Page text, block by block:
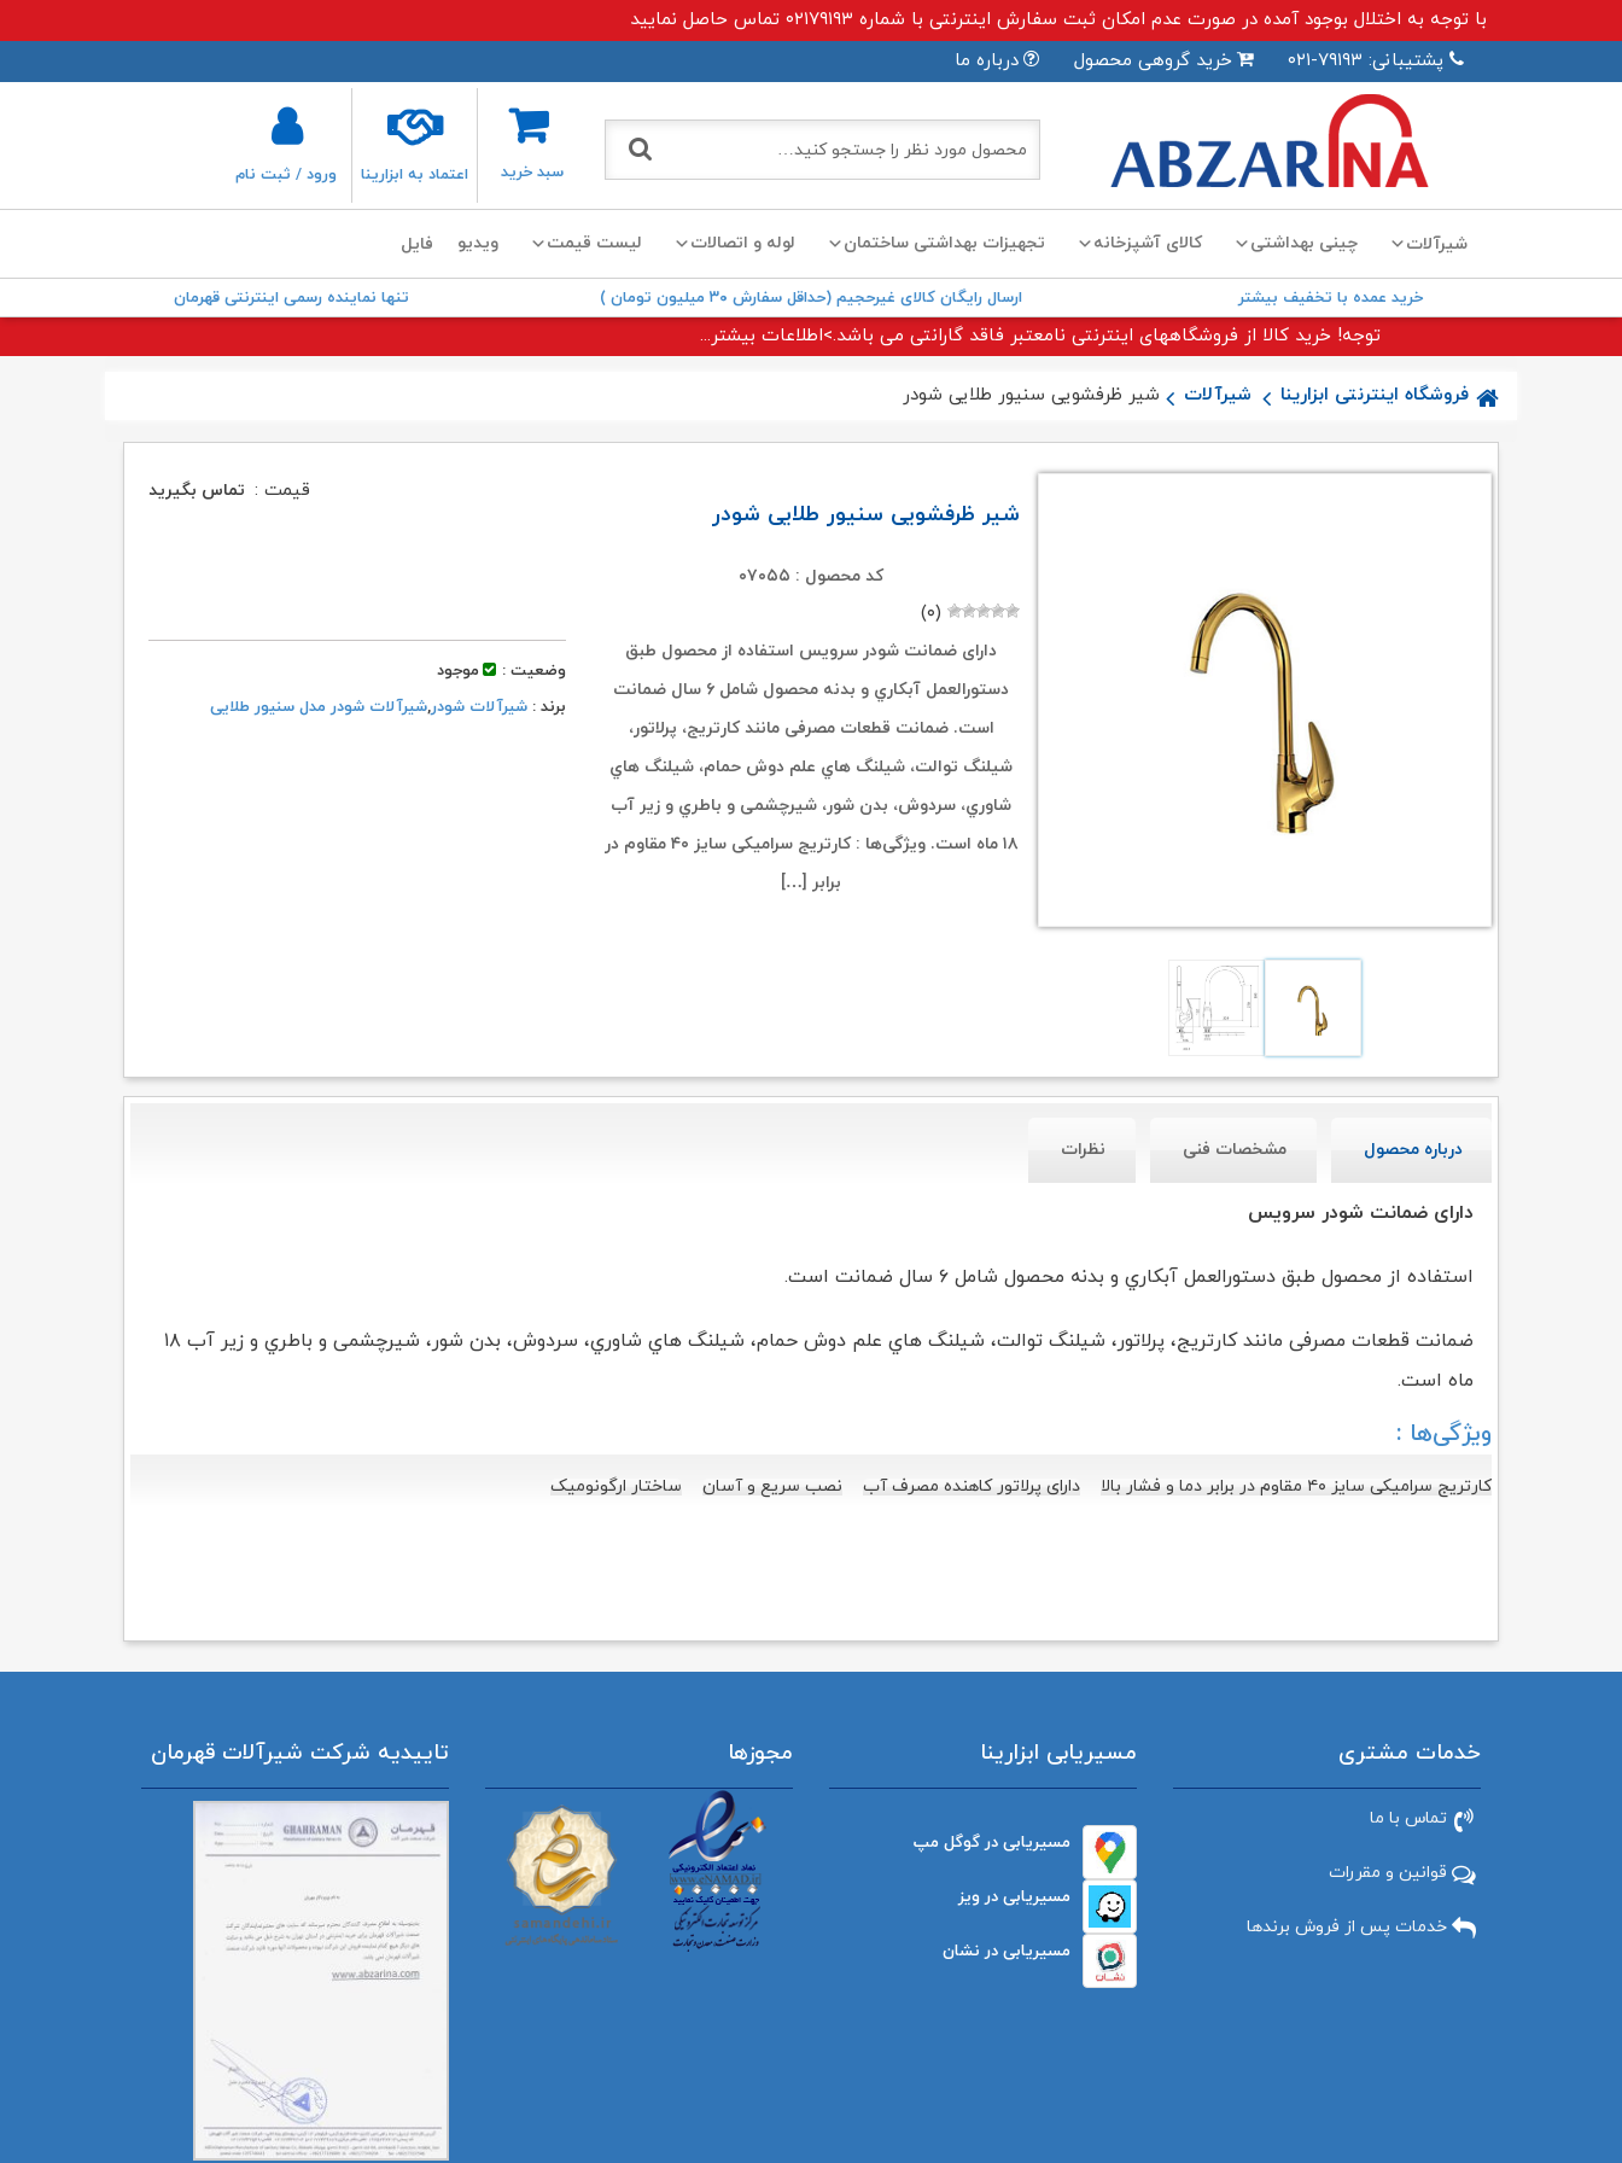
با توجه به اختلال بوجود آمده در صورت عدم امکان ثبت سفارش اینترنتی با شماره ۰۲۱۷۹۱۹۳ تماس حاصل نمایید
پشتیبانی: ۷۹۱۹۳-۰۲۱
خرید گروهی محصول درباره ما
سبد خرید اعتماد به ابزارینا ورود / ثبت نام
شیرآلات چینی بهداشتی کالای آشپزخانه تجهیزات بهداشتی ساختمان لوله و اتصالات لیست قیمت ویدیو فایل
خرید عمده با تخفیف بیشتر ارسال رایگان کالای غیرحجیم (حداقل سفارش ۳۰ میلیون تومان ) تنها نماینده رسمی اینترنتی قهرمان
توجه! خرید کالا از فروشگاههای اینترنتی نامعتبر فاقد گارانتی می باشد.>اطلاعات بیشتر...
فروشگاه اینترنتی ابزارینا شیرآلات شیر ظرفشویی سنیور طلایی شودر
شیر ظرفشویی سنیور طلایی شودر
کد محصول : ۰۷۰۵۵
(۰)
دارای ضمانت شودر سرویس استفاده از محصول طبق
دستورالعمل آبکاري و بدنه محصول شامل ۶ سال ضمانت
است. ضمانت قطعات مصرفی مانند کارتریج، پرلاتور،
شیلنگ توالت، شیلنگ هاي علم دوش حمام، شیلنگ هاي
شاوري، سردوش، بدن شور، شیرچشمی و باطري و زیر آب
۱۸ ماه است. ویژگی‌ها : کارتریج سرامیکی سایز ۴۰ مقاوم در
برابر […]
قیمت : تماس بگیرید
وضعیت :
موجود
برند : شیرآلات شودر,شیرآلات شودر مدل سنیور طلایی
درباره محصول مشخصات فنی نظرات
دارای ضمانت شودر سرویس
استفاده از محصول طبق دستورالعمل آبکاري و بدنه محصول شامل ۶ سال ضمانت است.
ضمانت قطعات مصرفی مانند کارتریج، پرلاتور، شیلنگ توالت، شیلنگ هاي علم دوش حمام،
شیلنگ هاي شاوري، سردوش، بدن شور، شیرچشمی و باطري و زیر آب ۱۸
ماه است.
ویژگی‌ها :
کارتریج سرامیکی سایز ۴۰ مقاوم در برابر دما و فشار بالا دارای پرلاتور کاهنده مصرف آب نصب سریع و آسان ساختار ارگونومیک
خدمات مشتری
تماس با ما
قوانین و مقررات
خدمات پس از فروش برندها
مسیریابی ابزارینا
مسیریابی در گوگل مپ
مسیریابی در ویز
مسیریابی در نشان
مجوزها تاییدیه شرکت شیرآلات قهرمان